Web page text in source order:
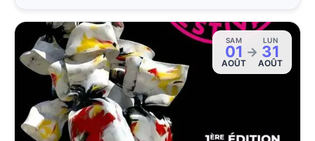
SAM
01
AOÛT
→
LUN
31
AOÛT